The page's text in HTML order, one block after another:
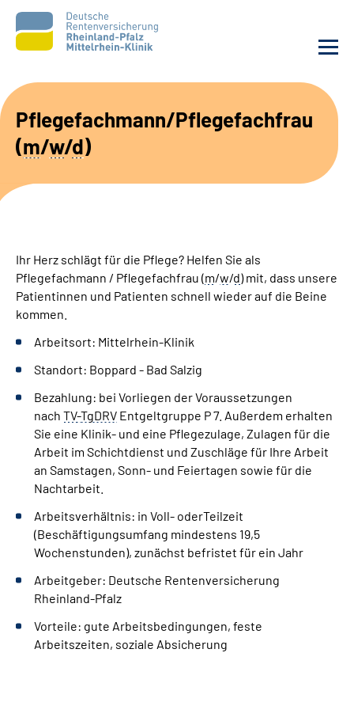
Unsere Angebote
Ihre Rehabilitation
Zuweisende &
Selbsthilfegruppen
Suche
Leichte Sprache
Gebärdensprache
Pflegefachmann/Pflegefachfrau
(m/w/d)
Ihr Herz schlägt für die Pflege? Helfen Sie als
Pflegefachmann / Pflegefachfrau (m/w/d) mit, dass unsere
Patientinnen und Patienten schnell wieder auf die Beine
kommen.
Arbeitsort: Mittelrhein-Klinik
Standort: Boppard - Bad Salzig
Bezahlung: bei Vorliegen der Voraussetzungen
nach TV-TgDRV Entgeltgruppe P 7. Außerdem erhalten
Sie eine Klinik- und eine Pflegezulage, Zulagen für die
Arbeit im Schichtdienst und Zuschläge für Ihre Arbeit
an Samstagen, Sonn- und Feiertagen sowie für die
Nachtarbeit.
Arbeitsverhältnis: in Voll- oderTeilzeit
(Beschäftigungsumfang mindestens 19,5
Wochenstunden), zunächst befristet für ein Jahr
Arbeitgeber: Deutsche Rentenversicherung
Rheinland-Pfalz
Vorteile: gute Arbeitsbedingungen, feste
Arbeitszeiten, soziale Absicherung